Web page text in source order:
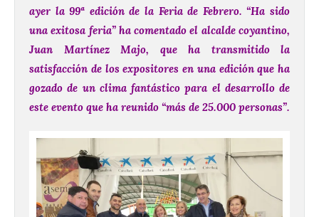
ayer la 99ª edición de la Feria de Febrero. “Ha sido
una exitosa feria” ha comentado el alcalde coyantino,
Juan Martínez Majo, que ha transmitido la
satisfacción de los expositores en una edición que ha
gozado de un clima fantástico para el desarrollo de
este evento que ha reunido “más de 25.000 personas”.